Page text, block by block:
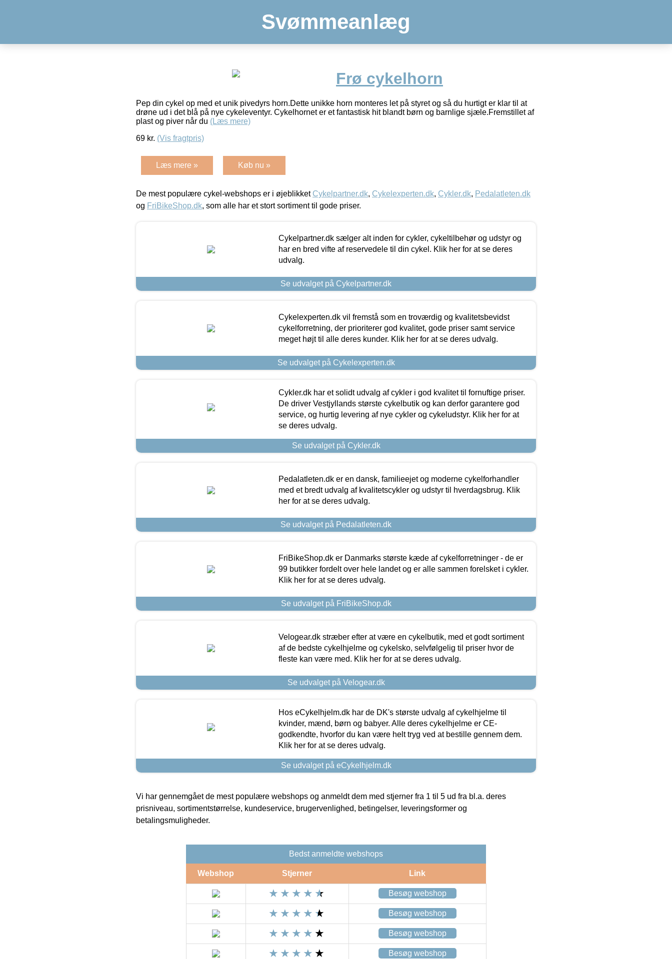
Svømmeanlæg
Frø cykelhorn
Pep din cykel op med et unik pivedyrs horn.Dette unikke horn monteres let på styret og så du hurtigt er klar til at
drøne ud i det blå på nye cykeleventyr. Cykelhornet er et fantastisk hit blandt børn og barnlige sjæle.Fremstillet af
plast og piver når du (Læs mere)
69 kr. (Vis fragtpris)
Læs mere » Køb nu »
De mest populære cykel-webshops er i øjeblikket Cykelpartner.dk, Cykelexperten.dk, Cykler.dk, Pedalatleten.dk
og FriBikeShop.dk, som alle har et stort sortiment til gode priser.
Cykelpartner.dk sælger alt inden for cykler, cykeltilbehør og udstyr og
har en bred vifte af reservedele til din cykel. Klik her for at se deres
udvalg.
Se udvalget på Cykelpartner.dk
Cykelexperten.dk vil fremstå som en troværdig og kvalitetsbevidst
cykelforretning, der prioriterer god kvalitet, gode priser samt service
meget højt til alle deres kunder. Klik her for at se deres udvalg.
Se udvalget på Cykelexperten.dk
Cykler.dk har et solidt udvalg af cykler i god kvalitet til fornuftige priser.
De driver Vestjyllands største cykelbutik og kan derfor garantere god
service, og hurtig levering af nye cykler og cykeludstyr. Klik her for at
se deres udvalg.
Se udvalget på Cykler.dk
Pedalatleten.dk er en dansk, familieejet og moderne cykelforhandler
med et bredt udvalg af kvalitetscykler og udstyr til hverdagsbrug. Klik
her for at se deres udvalg.
Se udvalget på Pedalatleten.dk
FriBikeShop.dk er Danmarks største kæde af cykelforretninger - de er
99 butikker fordelt over hele landet og er alle sammen forelsket i cykler.
Klik her for at se deres udvalg.
Se udvalget på FriBikeShop.dk
Velogear.dk stræber efter at være en cykelbutik, med et godt sortiment
af de bedste cykelhjelme og cykelsko, selvfølgelig til priser hvor de
fleste kan være med. Klik her for at se deres udvalg.
Se udvalget på Velogear.dk
Hos eCykelhjelm.dk har de DK's største udvalg af cykelhjelme til
kvinder, mænd, børn og babyer. Alle deres cykelhjelme er CE-
godkendte, hvorfor du kan være helt tryg ved at bestille gennem dem.
Klik her for at se deres udvalg.
Se udvalget på eCykelhjelm.dk
Vi har gennemgået de mest populære webshops og anmeldt dem med stjerner fra 1 til 5 ud fra bl.a. deres
prisniveau, sortimentstørrelse, kundeservice, brugervenlighed, betingelser, leveringsformer og
betalingsmuligheder.
Bedst anmeldte webshops
Webshop Stjerner Link
Besøg webshop
Besøg webshop
Besøg webshop
Besøg webshop